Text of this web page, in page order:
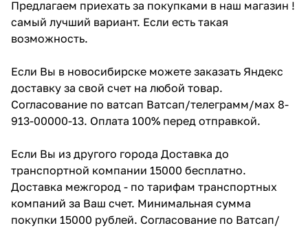
Предлагаем приехать за покупками в наш магазин !
самый лучший вариант. Если есть такая
возможность.
Если Вы в новосибирске можете заказать Яндекс
доставку за свой счет на любой товар.
Согласование по ватсап Ватсап/телеграмм/мах 8-
913-00000-13. Оплата 100% перед отправкой.
Если Вы из другого города Доставка до
транспортной компании 15000 бесплатно.
Доставка межгород - по тарифам транспортных
компаний за Ваш счет. Минимальная сумма
покупки 15000 рублей. Согласование по Ватсап/